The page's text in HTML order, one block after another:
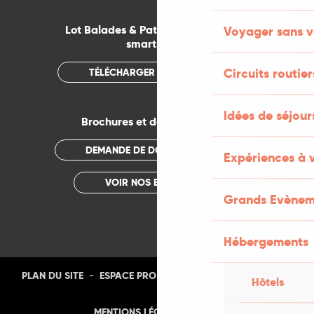
Voyager sans
Circuits
Idées de
Expériences à
Grands
Hébergements
Hôtels
Lot Balades & Patrimoines sur votre
smartphone
TÉLÉCHARGER L'APPLICATION
Brochures et documentations
DEMANDE DE DOCUMENTATION
VOIR NOS BROCHURES
PLAN DU SITE - ESPACE PRO PHOTOTHÈQUE